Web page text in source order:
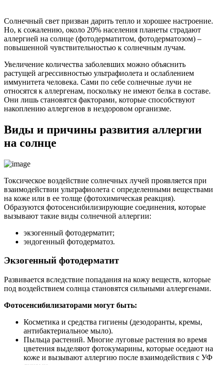
Солнечный свет призван дарить тепло и хорошее настроение.
Но, к сожалению, около 20% населения планеты страдают
аллергией на солнце (фотодерматитом, фотодерматозом) –
повышенной чувствительностью к солнечным лучам.
Увеличение количества заболевших можно объяснить
растущей агрессивностью ультрафиолета и ослаблением
иммунитета человека. Сами по себе солнечные лучи не
относятся к аллергенам, поскольку не имеют белка в составе.
Они лишь становятся факторами, которые способствуют
накоплению аллергенов в нездоровом организме.
Виды и причины развития аллергии
на солнце
Токсическое воздействие солнечных лучей проявляется при
взаимодействии ультрафиолета с определенными веществами
на коже или в ее толще (фотохимическая реакция).
Образуются фотосенсибилизирующие соединения, которые
вызывают такие виды солнечной аллергии:
экзогенный фотодерматит;
эндогенный фотодерматоз.
Экзогенный фотодерматит
Развивается вследствие попадания на кожу веществ, которые
под воздействием солнца становятся сильными аллергенами.
Фотосенсибилизаторами могут быть:
Косметика и средства гигиены (дезодоранты, кремы,
антибактериальное мыло).
Пыльца растений. Многие луговые растения во время
цветения выделяют фотокумарины, которые оседают на
коже и вызывают аллергию после взаимодействия с УФ